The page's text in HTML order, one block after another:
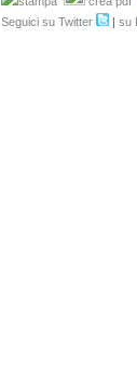
Seguici su Twitter
su